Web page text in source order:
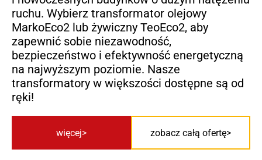
ruchu. Wybierz transformator olejowy
MarkoEco2 lub żywiczny TeoEco2, aby
zapewnić sobie niezawodność,
bezpieczeństwo i efektywność energetyczną
na najwyższym poziomie. Nasze
transformatory w większości dostępne są od
ręki!
więcej zobacz całą ofertę